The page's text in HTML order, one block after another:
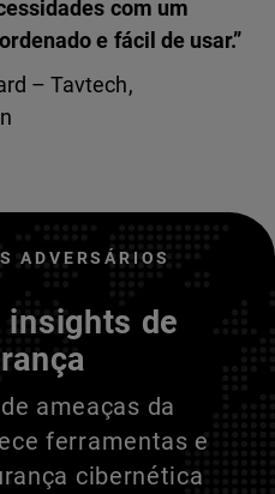
com um
e fácil de usar.”
– Tavtech,
ADVERSÁRIOS
insights de
ameaças da
ferramentas e
cibernética